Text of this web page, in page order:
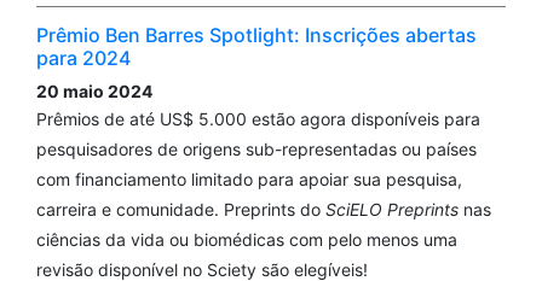
Prêmio Ben Barres Spotlight: Inscrições abertas
para 2024
20 maio 2024
Prêmios de até US$ 5.000 estão agora disponíveis para
pesquisadores de origens sub-representadas ou países
com financiamento limitado para apoiar sua pesquisa,
carreira e comunidade. Preprints do SciELO Preprints nas
ciências da vida ou biomédicas com pelo menos uma
revisão disponível no Sciety são elegíveis!